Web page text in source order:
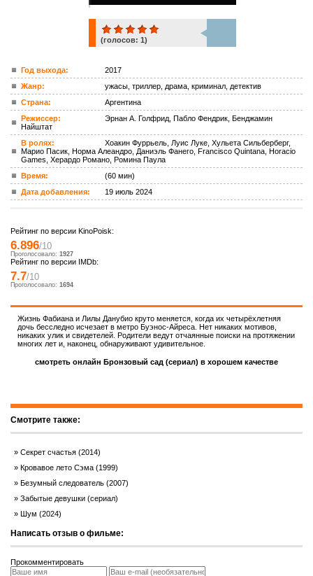
ком.
(голосов: 1)
Год выхода:
2017
Жанр:
ужасы, триллер, драма, криминал, детектив
Страна:
Аргентина
Режиссер:
Эрнан А. Голфрид, Пабло Фендрик, Бенджамин
Найштат
В ролях:
Хоакин Фуррьель, Луис Луке, Хульета Сильберберг,
Марио Пасик, Норма Алеандро, Даниэль Фанего, Francisco Quintana, Horacio
Games, Херардо Романо, Ромина Паула
Время:
(60 мин)
Дата добавления:
19 июль 2024
Рейтинг по версии KinoPoisk:
6.896/10
Проголосовало: 1927
Рейтинг по версии IMDb:
7.7/10
Проголосовало: 1694
Жизнь Фабиана и Лилы Данубио круто меняется, когда их четырёхлетняя
дочь бесследно исчезает в метро Буэнос-Айреса. Нет никаких мотивов,
никаких улик и свидетелей. Родители ведут отчаянные поиски на протяжении
многих лет и, наконец, обнаруживают удивительное.
смотреть онлайн Бронзовый сад (сериал) в хорошем качестве
Смотрите также:
Секрет счастья (2014)
Кровавое лето Сэма (1999)
Безумный следователь (2007)
Забытые девушки (сериал)
Шум (2024)
Написать отзыв о фильме:
Прокомментировать